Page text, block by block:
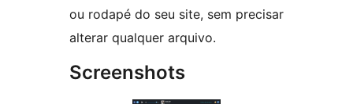
ou rodapé do seu site, sem precisar
alterar qualquer arquivo.
Screenshots